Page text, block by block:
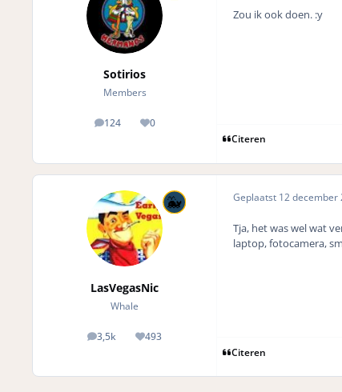
Sotirios
Members
124
posts 0
Reputation
Zou ik ook doen. :y
Citeren
LasVegasNic
Whale
3,5k
posts 493
Reputation
Geplaatst 12 december
Tja, het was wel wat
laptop, fotocamera,
Citeren